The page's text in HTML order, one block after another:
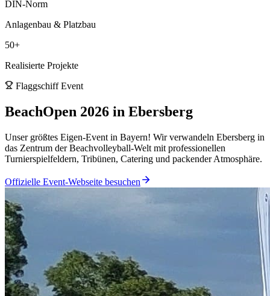
DIN-Norm
Anlagenbau & Platzbau
50+
Realisierte Projekte
Flaggschiff Event
BeachOpen 2026 in Ebersberg
Unser größtes Eigen-Event in Bayern! Wir verwandeln Ebersberg in
das Zentrum der Beachvolleyball-Welt mit professionellen
Turnierspielfeldern, Tribünen, Catering und packender Atmosphäre.
Offizielle Event-Webseite besuchen